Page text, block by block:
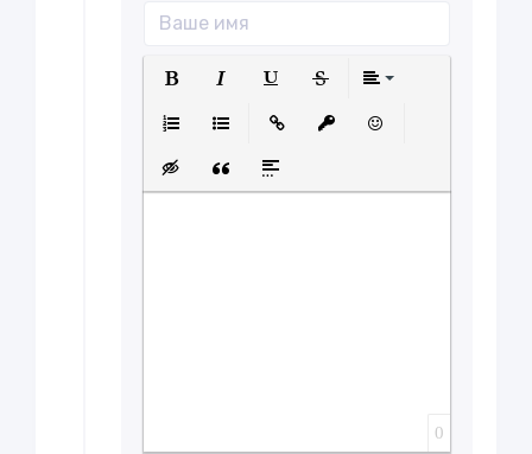
Вставка скрытого текста
Вставка цитаты
Вставка спойлера
0